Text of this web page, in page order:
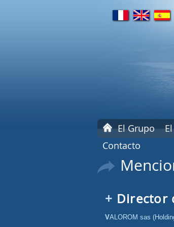
fr en es
P
g
n
a
e
i
i
El Grupo
Contacto
Director
VALOROM sas